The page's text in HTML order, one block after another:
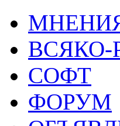
ВСЯКО-
СОФТ
ФОРУМ